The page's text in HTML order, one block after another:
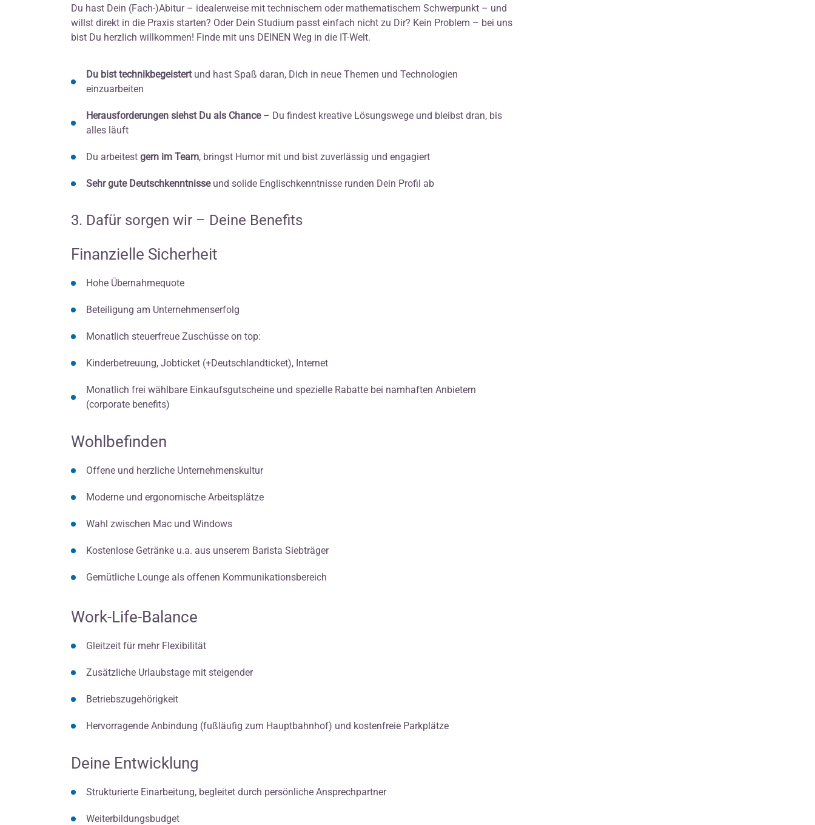
Du hast Dein (Fach-)Abitur – idealerweise mit technischem oder mathematischem Schwerpunkt – und
willst direkt in die Praxis starten? Oder Dein Studium passt einfach nicht zu Dir? Kein Problem – bei uns
bist Du herzlich willkommen! Finde mit uns DEINEN Weg in die IT-Welt.
Du bist technikbegeistertund hast Spaß daran, Dich in neue Themen und Technologien
einzuarbeiten
Herausforderungen siehst Du als Chance– Du findest kreative Lösungswege und bleibst dran, bis
alles läuft
Du arbeitest gern im Team, bringst Humor mit und bist zuverlässig und engagiert
Sehr gute Deutschkenntnisseund solide Englischkenntnisse runden Dein Profil ab
3. Dafür sorgen wir – Deine Benefits
Finanzielle Sicherheit
Hohe Übernahmequote
Beteiligung am Unternehmenserfolg
Monatlich steuerfreue Zuschüsse on top:
Kinderbetreuung, Jobticket (+Deutschlandticket), Internet
Monatlich frei wählbare Einkaufsgutscheine und spezielle Rabatte bei namhaften Anbietern
(corporate benefits)
Wohlbefinden
Offene und herzliche Unternehmenskultur
Moderne und ergonomische Arbeitsplätze
Wahl zwischen Mac und Windows
Kostenlose Getränke u.a. aus unserem Barista Siebträger
Gemütliche Lounge als offenen Kommunikationsbereich
Work-Life-Balance
Gleitzeit für mehr Flexibilität
Zusätzliche Urlaubstage mit steigender
Betriebszugehörigkeit
Hervorragende Anbindung (fußläufig zum Hauptbahnhof) und kostenfreie Parkplätze
Deine Entwicklung
Strukturierte Einarbeitung, begleitet durch persönliche Ansprechpartner
Weiterbildungsbudget